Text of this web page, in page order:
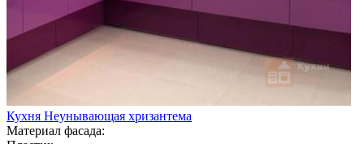
Кухня Неунывающая хризантема
Материал фасада: